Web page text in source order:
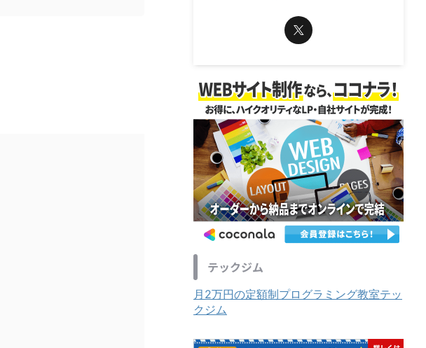
テックジム
月2万円の定額制プログラミング教室テッ
クジム